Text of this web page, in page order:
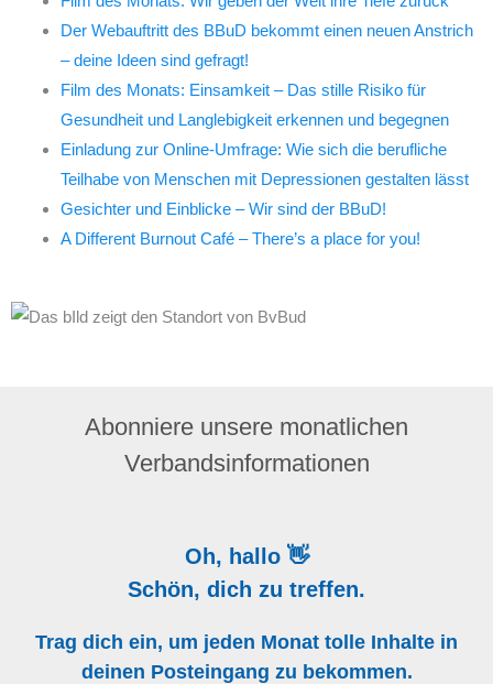
Der Webauftritt des BBuD bekommt einen neuen Anstrich
– deine Ideen sind gefragt!
Film des Monats: Einsamkeit – Das stille Risiko für
Gesundheit und Langlebigkeit erkennen und begegnen
Einladung zur Online-Umfrage: Wie sich die berufliche
Teilhabe von Menschen mit Depressionen gestalten lässt
Gesichter und Einblicke – Wir sind der BBuD!
A Different Burnout Café – There’s a place for you!
Abonniere unsere monatlichen
Verbandsinformationen
Oh, hallo 👋
Schön, dich zu treffen.
Trag dich ein, um jeden Monat tolle Inhalte in
deinen Posteingang zu bekommen.